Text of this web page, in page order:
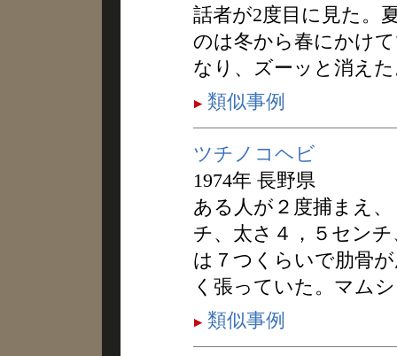
話者が2度目に見た。
のは冬から春にかけ
なり、ズーッと消え
類似事例
ツチノコヘビ
1974年 長野県
ある人が２度捕まえ
チ、太さ４，５セン
は７つくらいで肋骨
く張っていた。マム
類似事例